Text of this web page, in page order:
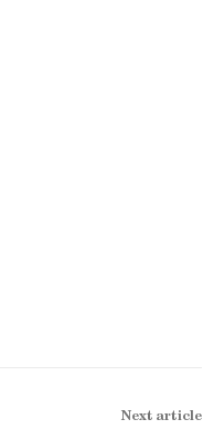
Next article